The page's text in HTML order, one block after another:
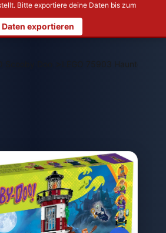
Bitte exportiere deine Daten bis zum
exportieren
LEGO 75903 Haunted